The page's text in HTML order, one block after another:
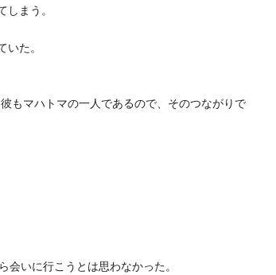
まう。
た。
もマハトマの一人であるので、そのつながりで
いに行こうとは思わなかった。